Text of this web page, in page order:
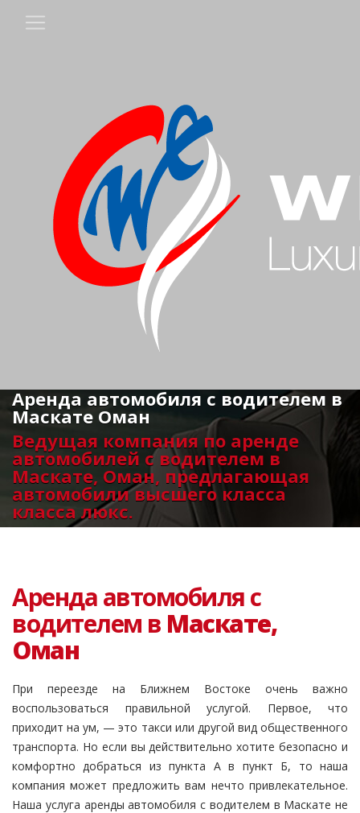
Аренда автомобиля с водителем в
Маскате Оман
Ведущая компания по аренде
автомобилей с водителем в
Маскате, Оман, предлагающая
автомобили высшего класса
класса люкс.
Аренда автомобиля с
водителем в Маскате,
Оман
При переезде на Ближнем Востоке очень важно
воспользоваться правильной услугой. Первое, что
приходит на ум, — это такси или другой вид общественного
транспорта. Но если вы действительно хотите безопасно и
комфортно добраться из пункта А в пункт Б, то наша
компания может предложить вам нечто привлекательное.
Наша услуга аренды автомобиля с водителем в Маскате не